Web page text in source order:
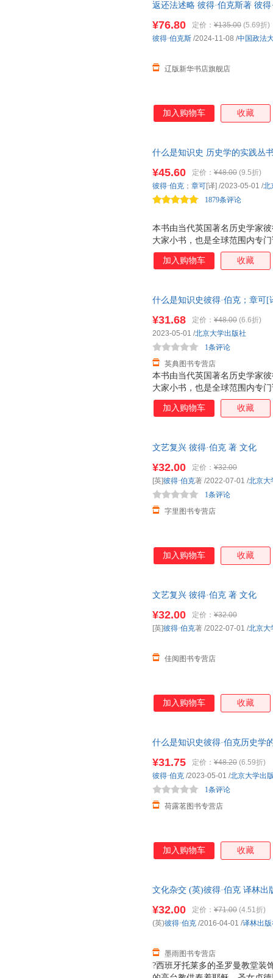
返还法述略 彼得·伯克斯著 彼
¥76.80 定价： ¥135.00 (5.69折)
辽版新华书店旗舰店
彼得·伯克斯 /2024-11-08 /中国政法
加入购物车 收藏
什么是知识史 历史学的实践丛
知识史的入门佳作。内容丰富
本书由当代英国著名历史学家
大家小书，也是全球范围内专
动的语言和旁征博引的方式，
念，详细分析了知识获取、分
和大众读者。
¥45.60 定价： ¥48.00 (9.5折)
1879条评论
彼得·伯克 ； 章可[译] /2023-05-01 /北
加入购物车 收藏
什么是知识史彼得·伯克；章可[
本书由当代英国著名历史学家
大家小书，也是全球范围内专
生动的语言和旁征博引的方式
概念，详细分析了知识获取、
师生和大众读者。
¥31.68 定价： ¥48.00 (6.6折)
英典图书专营店
1条评论
2023-05-01 /北京大学出版社
加入购物车 收藏
文艺复兴 彼得·伯克 著 文化
¥32.00 定价： ¥32.00
字里图书专营店
1条评论
[英]彼得·伯克著 /2022-07-01 /北京大
加入购物车 收藏
文艺复兴 彼得·伯克 著 文化
¥32.00 定价： ¥32.00
佳阅图书专营店
[英]彼得·伯克著 /2022-07-01 /北京大
加入购物车 收藏
什么是知识史彼得·伯克历史学
¥31.75 定价： ¥48.20 (6.59折)
荷露茗图书专营店
1条评论
彼得·伯克 /2023-05-01 /北京大学出
加入购物车 收藏
文化杂交 (英)彼得·伯克 译林
?西班牙托莱多的圣罗曼教堂装
¥32.00 定价： ¥71.00 (4.51折)
墨雨图书专营店
(英)彼得·伯克 /2016-04-01 /译林出